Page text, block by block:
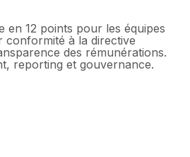
en 12 points pour les équipes
conformité à la directive
des rémunérations.
reporting et gouvernance.